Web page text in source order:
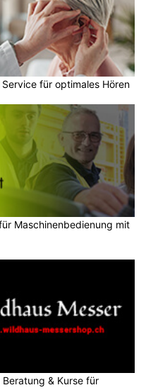
für optimales Hören
Maschinenbedienung mit
& Kurse für